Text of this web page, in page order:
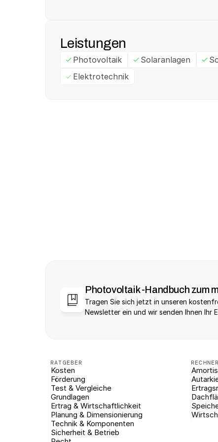
Leistungen
Photovoltaik Solaranlagen
Elektrotechnik
Photovoltaik -Handbuch zum
Tragen Sie sich jetzt in unseren
Newsletter ein und wir senden Ihnen Ihr
RATGEBER
Kosten
Förderung
Test & Vergleiche
Grundlagen
Ertrag & Wirtschaftlichkeit
Planung & Dimensionierung
Technik & Komponenten
Sicherheit & Betrieb
RECHNER